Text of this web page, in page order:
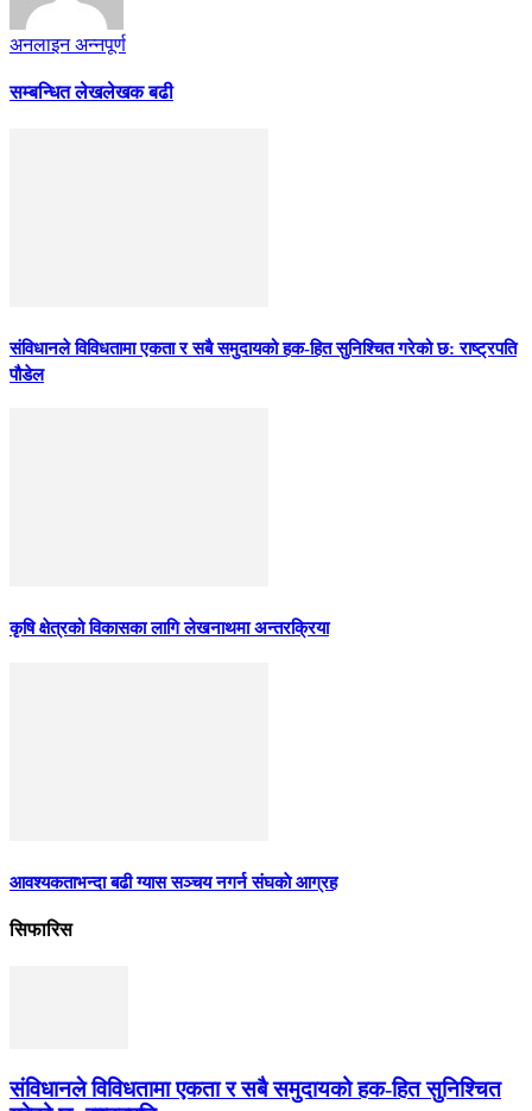
अनलाइन अन्नपूर्ण
सम्बन्धित लेखलेखक बढी
संविधानले विविधतामा एकता र सबै समुदायको हक-हित सुनिश्चित गरेको छ: राष्ट्रपति
पौडेल
कृषि क्षेत्रको विकासका लागि लेखनाथमा अन्तरक्रिया
आवश्यकताभन्दा बढी ग्यास सञ्चय नगर्न संघकाे आग्रह
सिफारिस
संविधानले विविधतामा एकता र सबै समुदायको हक-हित सुनिश्चित